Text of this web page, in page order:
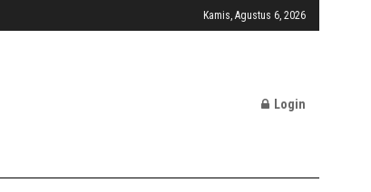
Kamis, Agustus 6, 2026
Login